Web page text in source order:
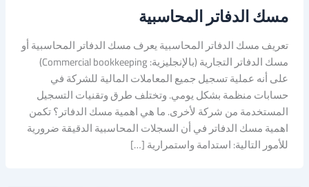
مسك الدفاتر المحاسبية
تعريف مسك الدفاتر المحاسبية يعرف مسك الدفاتر المحاسبية أو
مسك الدفاتر التجارية (بالإنجليزية: Commercial bookkeeping)
على أنه عملية تسجيل جميع المعاملات المالية للشركة في
حسابات منظمة بشكل يومي. وتختلف طرق وتقنيات التسجيل
المستخدمة من شركة لأخرى. ما هي اهمية مسك الدفاتر؟ تكمن
اهمية مسك الدفاتر في أن السجلات المحاسبية الدقيقة ضرورية
للأمور التالية: استدامة واستمرارية […]